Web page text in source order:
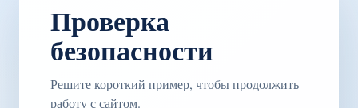
Проверка
безопасности
Решите короткий пример, чтобы продолжить
работу с сайтом.